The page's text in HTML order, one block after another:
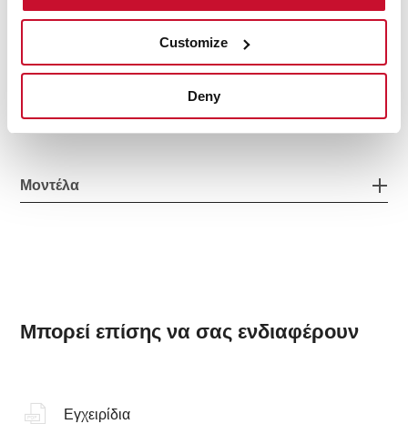
Customize
Deny
Μοντέλα
Μπορεί επίσης να σας ενδιαφέρουν
Εγχειρίδια